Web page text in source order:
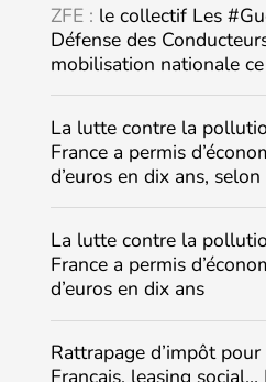
ZFE : le collectif Les
Défense des
mobilisation nationale
La lutte contre la
France a permis
d’euros en dix ans,
La lutte contre la
France a permis
d’euros en dix ans
Rattrapage d’impôt
Français, leasing social…